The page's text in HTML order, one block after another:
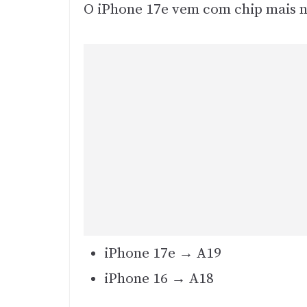
O iPhone 17e vem com chip mais
iPhone 17e → A19
iPhone 16 → A18